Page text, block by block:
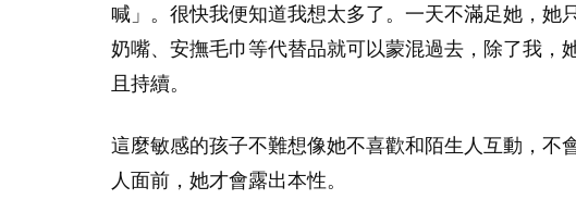
喊」。很快我便知道我想太多了。一天不滿足她，她
奶嘴、安撫毛巾等代替品就可以蒙混過去，除了我，
且持續。
這麼敏感的孩子不難想像她不喜歡和陌生人互動，不
人面前，她才會露出本性。